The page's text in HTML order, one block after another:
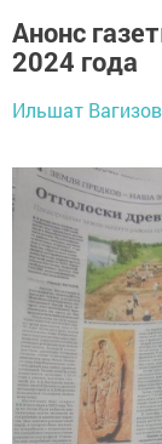
Анонс
2024 года
Ильшат